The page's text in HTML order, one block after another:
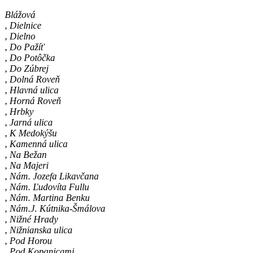
Blážová
, Dielnice
, Dielno
, Do Pažíť
, Do Potôčka
, Do Zúbrej
, Dolná Roveň
, Hlavná ulica
, Horná Roveň
, Hrbky
, Jarná ulica
, K Medokýšu
, Kamenná ulica
, Na Bežan
, Na Majeri
, Nám. Jozefa Likavčana
, Nám. Ľudovíta Fullu
, Nám. Martina Benku
, Nám.J. Kútnika-Šmálova
, Nižné Hrady
, Nižnianska ulica
, Pod Horou